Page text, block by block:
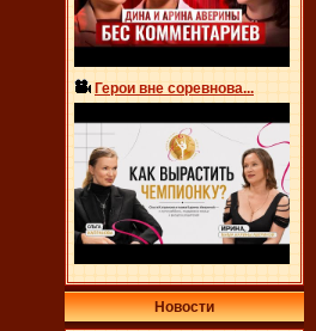
Герои вне соревнова...
Новости